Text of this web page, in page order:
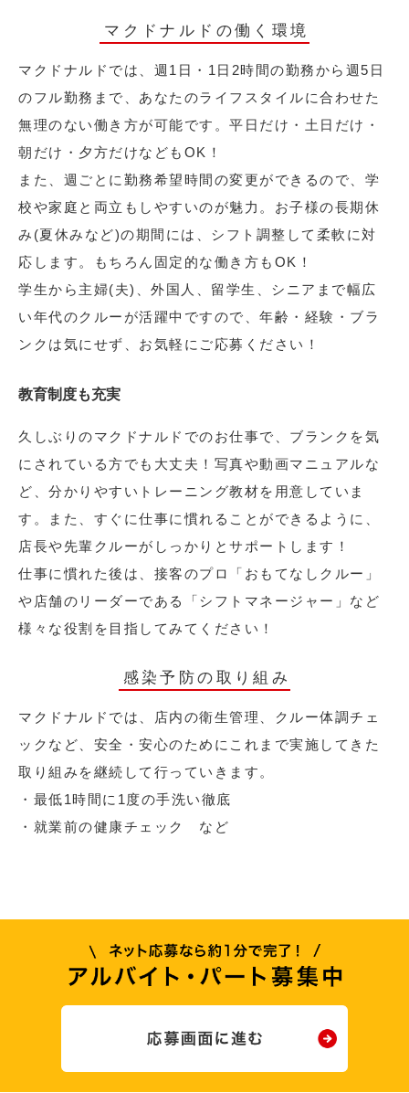
マクドナルドの働く環境
マクドナルドでは、週1日・1日2時間の勤務から週5日
のフル勤務まで、あなたのライフスタイルに合わせた
無理のない働き方が可能です。平日だけ・土日だけ・
朝だけ・夕方だけなどもOK！
また、週ごとに勤務希望時間の変更ができるので、学
校や家庭と両立もしやすいのが魅力。お子様の長期休
み(夏休みなど)の期間には、シフト調整して柔軟に対
応します。もちろん固定的な働き方もOK！
学生から主婦(夫)、外国人、留学生、シニアまで幅広
い年代のクルーが活躍中ですので、年齢・経験・ブラ
ンクは気にせず、お気軽にご応募ください！
教育制度も充実
久しぶりのマクドナルドでのお仕事で、ブランクを気
にされている方でも大丈夫！写真や動画マニュアルな
ど、分かりやすいトレーニング教材を用意していま
す。また、すぐに仕事に慣れることができるように、
店長や先輩クルーがしっかりとサポートします！
仕事に慣れた後は、接客のプロ「おもてなしクルー」
や店舗のリーダーである「シフトマネージャー」など
様々な役割を目指してみてください！
感染予防の取り組み
マクドナルドでは、店内の衛生管理、クルー体調チェ
ックなど、安全・安心のためにこれまで実施してきた
取り組みを継続して行っていきます。
・最低1時間に1度の手洗い徹底
・就業前の健康チェック など